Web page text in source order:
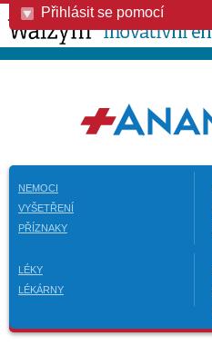
Přihlásit se pomocí
NEMOCI
VYŠETŘENÍ
PŘÍZNAKY
LÉKY
LÉKÁRNY